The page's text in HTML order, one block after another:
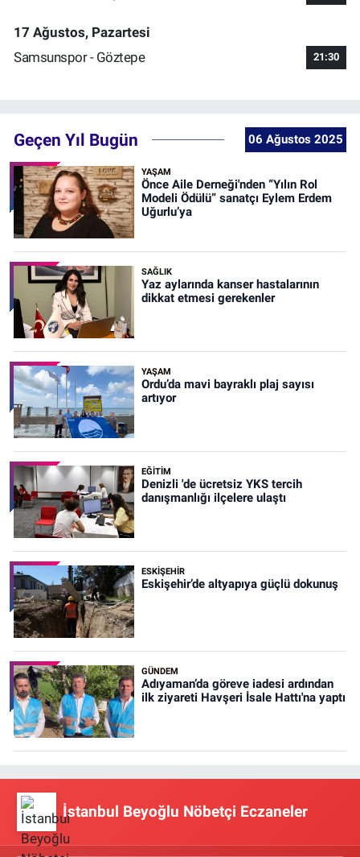
17 Ağustos, Pazartesi
Samsunspor - Göztepe
21:30
Geçen Yıl Bugün 06 Ağustos 2025
YAŞAM
Önce Aile Derneği'nden “Yılın Rol
Modeli Ödülü” sanatçı Eylem Erdem
Uğurlu’ya
SAĞLIK
Yaz aylarında kanser hastalarının
dikkat etmesi gerekenler
YAŞAM
Ordu’da mavi bayraklı plaj sayısı
artıyor
EĞİTİM
Denizli 'de ücretsiz YKS tercih
danışmanlığı ilçelere ulaştı
ESKIŞEHIR
Eskişehir’de altyapıya güçlü dokunuş
GÜNDEM
Adıyaman’da göreve iadesi ardından
ilk ziyareti Havşeri İsale Hattı'na yaptı
İstanbul Beyoğlu Nöbetçi Eczaneler